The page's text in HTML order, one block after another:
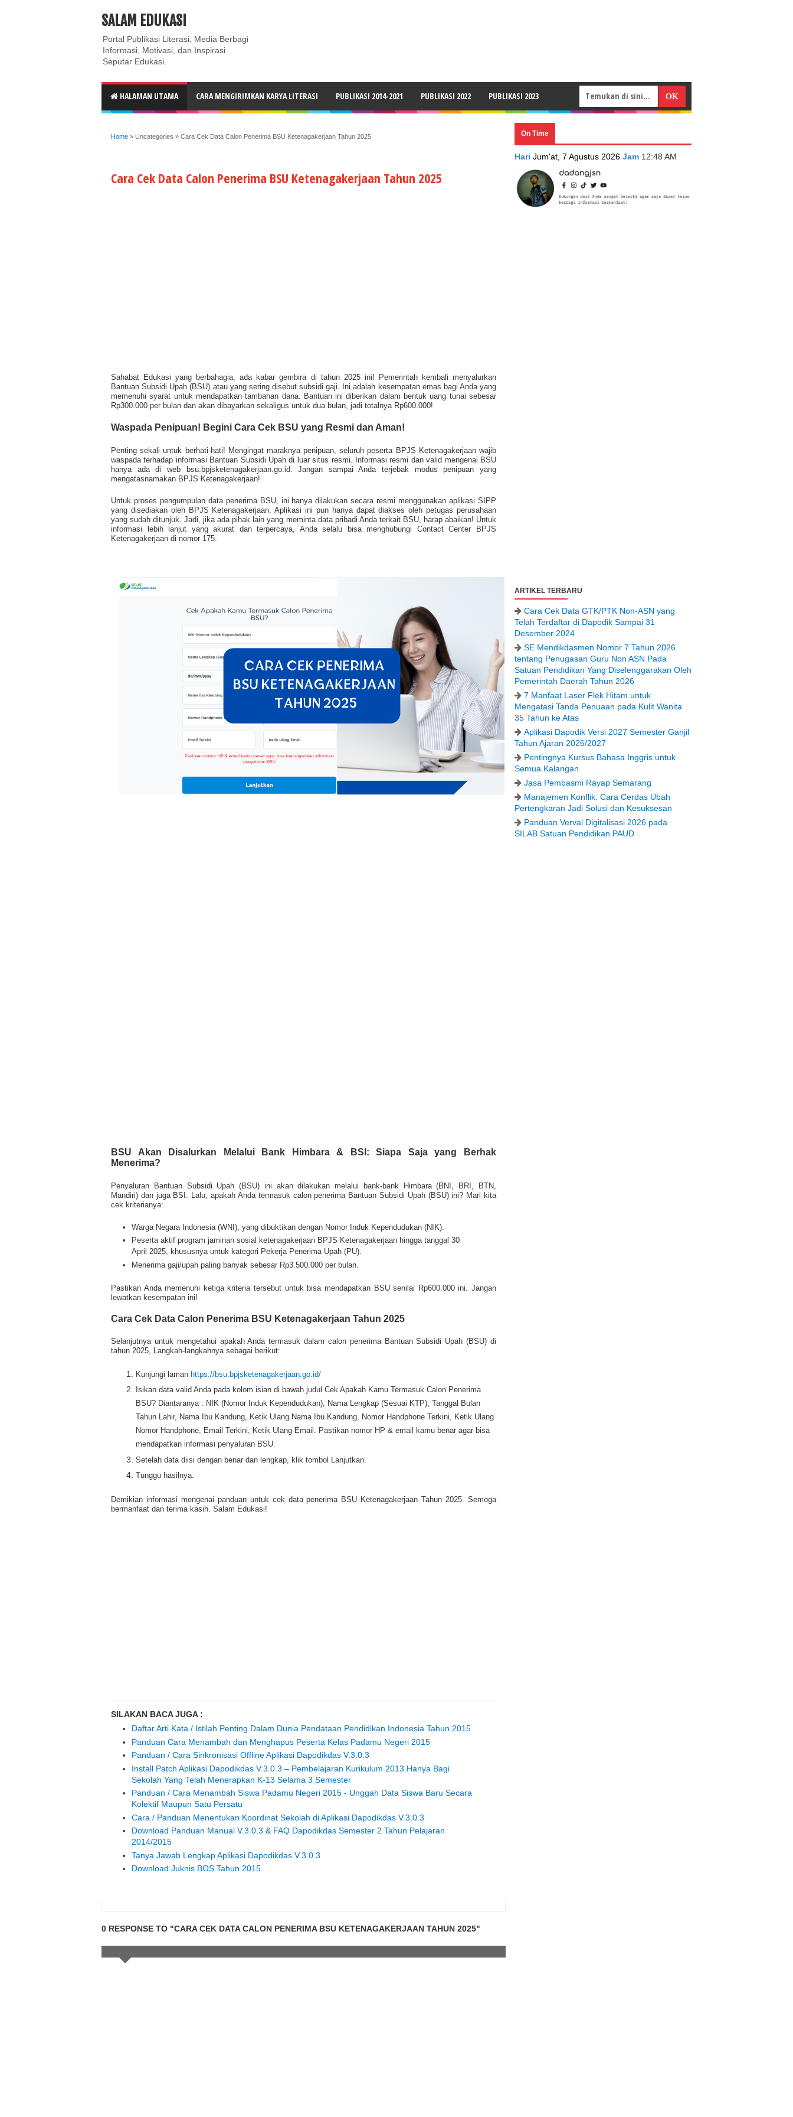
ABOUT CONTACT US
SALAM EDUKASI
Portal Publikasi Literasi, Media Berbagi
Informasi, Motivasi, dan Inspirasi
Seputar Edukasi.
HALAMAN UTAMA CARA MENGIRIMKAN KARYA LITERASI PUBLIKASI 2014-2021 PUBLIKASI 2022 PUBLIKASI 2023
Home » Uncategories » Cara Cek Data Calon Penerima BSU Ketenagakerjaan Tahun 2025
Cara Cek Data Calon Penerima BSU Ketenagakerjaan Tahun 2025
Sahabat Edukasi yang berbahagia, ada kabar gembira di tahun 2025 ini! Pemerintah kembali menyalurkan
Bantuan Subsidi Upah (BSU) atau yang sering disebut subsidi gaji. Ini adalah kesempatan emas bagi Anda yang
memenuhi syarat untuk mendapatkan tambahan dana. Bantuan ini diberikan dalam bentuk uang tunai sebesar
Rp300.000 per bulan dan akan dibayarkan sekaligus untuk dua bulan, jadi totalnya Rp600.000!
Waspada Penipuan! Begini Cara Cek BSU yang Resmi dan Aman!
Penting sekali untuk berhati-hati! Mengingat maraknya penipuan, seluruh peserta BPJS Ketenagakerjaan wajib
waspada terhadap informasi Bantuan Subsidi Upah di luar situs resmi. Informasi resmi dan valid mengenai BSU
hanya ada di web bsu.bpjsketenagakerjaan.go.id. Jangan sampai Anda terjebak modus penipuan yang
mengatasnamakan BPJS Ketenagakerjaan!
Untuk proses pengumpulan data penerima BSU, ini hanya dilakukan secara resmi menggunakan aplikasi SIPP
yang disediakan oleh BPJS Ketenagakerjaan. Aplikasi ini pun hanya dapat diakses oleh petugas perusahaan
yang sudah ditunjuk. Jadi, jika ada pihak lain yang meminta data pribadi Anda terkait BSU, harap abaikan! Untuk
informasi lebih lanjut yang akurat dan terpercaya, Anda selalu bisa menghubungi Contact Center BPJS
Ketenagakerjaan di nomor 175.
BSU Akan Disalurkan Melalui Bank Himbara & BSI: Siapa Saja yang Berhak
Menerima?
Penyaluran Bantuan Subsidi Upah (BSU) ini akan dilakukan melalui bank-bank Himbara (BNI, BRI, BTN,
Mandiri) dan juga BSI. Lalu, apakah Anda termasuk calon penerima Bantuan Subsidi Upah (BSU) ini? Mari kita
cek kriterianya:
Warga Negara Indonesia (WNI), yang dibuktikan dengan Nomor Induk Kependudukan (NIK).
Peserta aktif program jaminan sosial ketenagakerjaan BPJS Ketenagakerjaan hingga tanggal 30
April 2025, khususnya untuk kategori Pekerja Penerima Upah (PU).
Menerima gaji/upah paling banyak sebesar Rp3.500.000 per bulan.
Pastikan Anda memenuhi ketiga kriteria tersebut untuk bisa mendapatkan BSU senilai Rp600.000 ini. Jangan
lewatkan kesempatan ini!
Cara Cek Data Calon Penerima BSU Ketenagakerjaan Tahun 2025
Selanjutnya untuk mengetahui apakah Anda termasuk dalam calon penerima Bantuan Subsidi Upah (BSU) di
tahun 2025, Langkah-langkahnya sebagai berikut:
Kunjungi laman https://bsu.bpjsketenagakerjaan.go.id/
Isikan data valid Anda pada kolom isian di bawah judul Cek Apakah Kamu Termasuk Calon Penerima
BSU? Diantaranya : NIK (Nomor Induk Kependudukan), Nama Lengkap (Sesuai KTP), Tanggal Bulan
Tahun Lahir, Nama Ibu Kandung, Ketik Ulang Nama Ibu Kandung, Nomor Handphone Terkini, Ketik Ulang
Nomor Handphone, Email Terkini, Ketik Ulang Email. Pastikan nomor HP & email kamu benar agar bisa
mendapatkan informasi penyaluran BSU.
Setelah data diisi dengan benar dan lengkap, klik tombol Lanjutkan.
Tunggu hasilnya.
Demikian informasi mengenai panduan untuk cek data penerima BSU Ketenagakerjaan Tahun 2025. Semoga
bermanfaat dan terima kasih. Salam Edukasi!
SILAKAN BACA JUGA :
Daftar Arti Kata / Istilah Penting Dalam Dunia Pendataan Pendidikan Indonesia Tahun 2015
Panduan Cara Menambah dan Menghapus Peserta Kelas Padamu Negeri 2015
Panduan / Cara Sinkronisasi Offline Aplikasi Dapodikdas V.3.0.3
Install Patch Aplikasi Dapodikdas V.3.0.3 – Pembelajaran Kurikulum 2013 Hanya Bagi
Sekolah Yang Telah Menerapkan K-13 Selama 3 Semester
Panduan / Cara Menambah Siswa Padamu Negeri 2015 - Unggah Data Siswa Baru Secara
Kolektif Maupun Satu Persatu
Cara / Panduan Menentukan Koordinat Sekolah di Aplikasi Dapodikdas V.3.0.3
Download Panduan Manual V.3.0.3 & FAQ Dapodikdas Semester 2 Tahun Pelajaran
2014/2015
Tanya Jawab Lengkap Aplikasi Dapodikdas V.3.0.3
Download Juknis BOS Tahun 2015
0 RESPONSE TO "CARA CEK DATA CALON PENERIMA BSU KETENAGAKERJAAN TAHUN 2025"
On Time
Hari Jum'at, 7 Agustus 2026 Jam 12:48 AM
ARTIKEL TERBARU
Cara Cek Data GTK/PTK Non-ASN yang
Telah Terdaftar di Dapodik Sampai 31
Desember 2024
SE Mendikdasmen Nomor 7 Tahun 2026
tentang Penugasan Guru Non ASN Pada
Satuan Pendidikan Yang Diselenggarakan Oleh
Pemerintah Daerah Tahun 2026
7 Manfaat Laser Flek Hitam untuk
Mengatasi Tanda Penuaan pada Kulit Wanita
35 Tahun ke Atas
Aplikasi Dapodik Versi 2027 Semester Ganjil
Tahun Ajaran 2026/2027
Pentingnya Kursus Bahasa Inggris untuk
Semua Kalangan
Jasa Pembasmi Rayap Semarang
Manajemen Konflik: Cara Cerdas Ubah
Pertengkaran Jadi Solusi dan Kesuksesan
Panduan Verval Digitalisasi 2026 pada
SILAB Satuan Pendidikan PAUD